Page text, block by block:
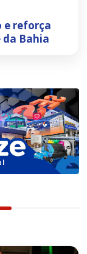
e reforça
Bahia